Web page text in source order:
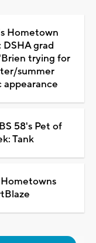
Hometown
grad
trying for
summer
appearance
58's Pet of
Tank